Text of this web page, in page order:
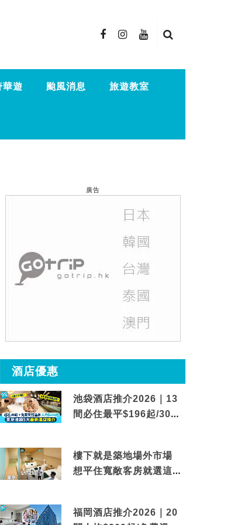
華遊 颱風消息 旅遊教室
廣告
酒店優惠
池袋酒店推介2026｜13
間必住最平$196起/30秒
樓下就是築地場外市場
想平住寬敞客房就選這間
福岡酒店推介2026｜20